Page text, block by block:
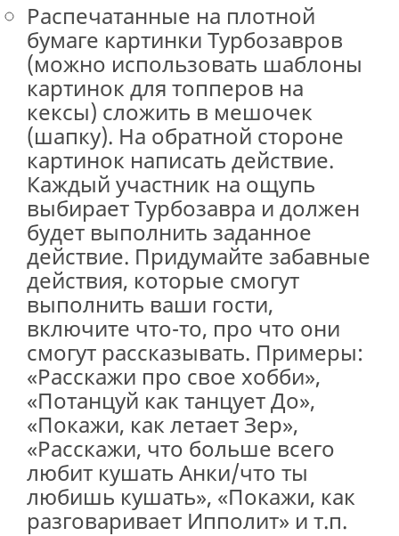
Распечатанные на плотной
бумаге картинки Турбозавров
(можно использовать шаблоны
картинок для топперов на
кексы) сложить в мешочек
(шапку). На обратной стороне
картинок написать действие.
Каждый участник на ощупь
выбирает Турбозавра и должен
будет выполнить заданное
действие. Придумайте забавные
действия, которые смогут
выполнить ваши гости,
включите что-то, про что они
смогут рассказывать. Примеры:
«Расскажи про свое хобби»,
«Потанцуй как танцует До»,
«Покажи, как летает Зер»,
«Расскажи, что больше всего
любит кушать Анки/что ты
любишь кушать», «Покажи, как
разговаривает Ипполит» и т.п.